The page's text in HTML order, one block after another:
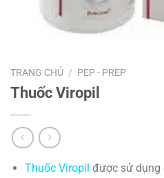
TRANG CHỦ / PEP - PREP
Thuốc Viropil
Thuốc Viropil được sử dụng